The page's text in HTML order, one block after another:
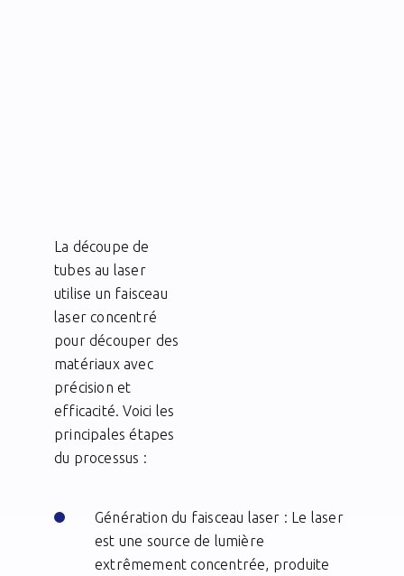
La découpe de
tubes au laser
utilise un faisceau
laser concentré
pour découper des
matériaux avec
précision et
efficacité. Voici les
principales étapes
du processus :
Génération du faisceau laser : Le laser
est une source de lumière
extrêmement concentrée, produite